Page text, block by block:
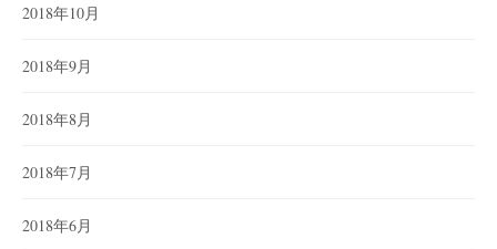
2018年10月
2018年9月
2018年8月
2018年7月
2018年6月